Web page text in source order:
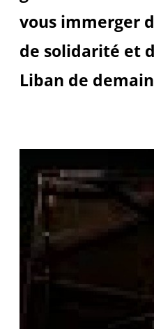
vous immerger
de solidarité et
Liban de